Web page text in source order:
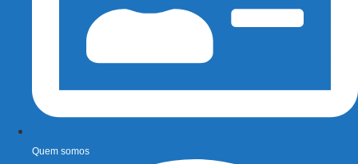
Quem somos